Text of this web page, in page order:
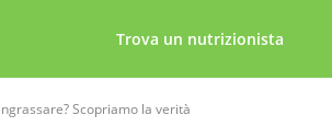
Trova un nutrizionista
Scopriamo la verità